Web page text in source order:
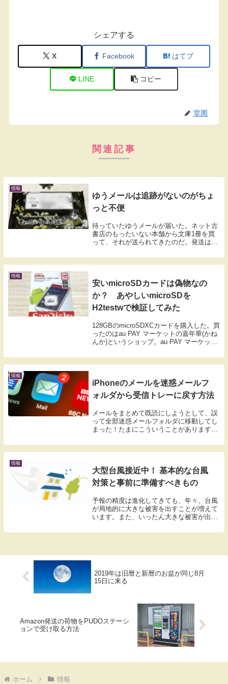
シェアする
X Facebook はてブ
LINE コピー
堂周
関連記事
情報
ゆうメールは追跡がないのがちょ
っと不便
待っていたゆうメールが届いた。ネット古
書店のもったいない本舗から文庫1冊を買
って、それが送られてきたのだ。発送は月
は基本的に追跡なしゆうメールの配達にか
かる日数ゆうメールには、ゆうパックやゆ
情報
安いmicroSDカードは偽物なの
か？ あやしいmicroSDを
H2testwで検証してみた
128GBのmicroSDXCカードを購入した。買
ったのはau PAY マーケットの嘉年華(かね
んか)というショップ。au PAY マーケット
だ。安めのSDカードにひそむリスク購入
したショップと送付元の会...
情報
iPhoneのメールを迷惑メールフ
ォルダから受信トレーに戻す方法
メールをまとめて既読にしようとして、誤
って全部迷惑メールフォルダに移動してし
まった！たまにこういうことがあります。
惑メールフォルダはどこにある？iPhoneの
メールを一度に既読にする手順毎日届く
情報
大型台風接近中！ 基本的な台風
対策と事前に準備すべきもの
予報の精度は進化してきても、年々、台風
が局地的に大きな被害を出すことが増えて
います。また、いったん大きな被害が出た
ているように思います。勢力の強い台風が
2019年は旧暦と新暦のお盆が同じ8月
15日に来る
Amazon発送の荷物をPUDOステーシ
ョンで受け取る方法
ホーム 情報